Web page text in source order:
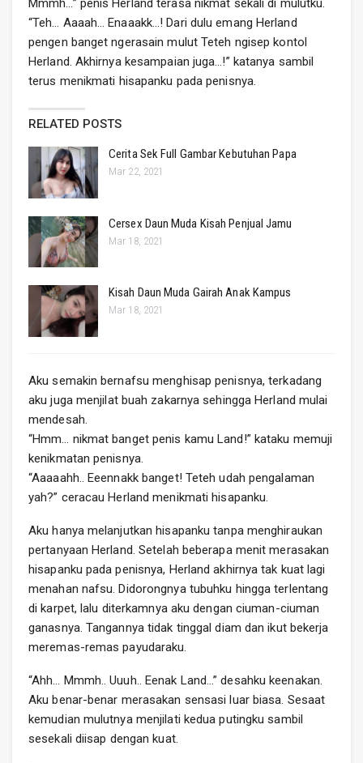
Mmmh…” penis Herland terasa nikmat sekali di mulutku.
“Teh… Aaaah… Enaaakk…! Dari dulu emang Herland
pengen banget ngerasain mulut Teteh ngisep kontol
Herland. Akhirnya kesampaian juga…!” katanya sambil
terus menikmati hisapanku pada penisnya.
RELATED POSTS
Cerita Sek Full Gambar Kebutuhan Papa
Mar 22, 2021
Cersex Daun Muda Kisah Penjual Jamu
Mar 18, 2021
Kisah Daun Muda Gairah Anak Kampus
Mar 18, 2021
Aku semakin bernafsu menghisap penisnya, terkadang
aku juga menjilat buah zakarnya sehingga Herland mulai
mendesah.
“Hmm… nikmat banget penis kamu Land!” kataku memuji
kenikmatan penisnya.
“Aaaaahh.. Eeennakk banget! Teteh udah pengalaman
yah?” ceracau Herland menikmati hisapanku.
Aku hanya melanjutkan hisapanku tanpa menghiraukan
pertanyaan Herland. Setelah beberapa menit merasakan
hisapanku pada penisnya, Herland akhirnya tak kuat lagi
menahan nafsu. Didorongnya tubuhku hingga terlentang
di karpet, lalu diterkamnya aku dengan ciuman-ciuman
ganasnya. Tangannya tidak tinggal diam dan ikut bekerja
meremas-remas payudaraku.
“Ahh… Mmmh.. Uuuh.. Eenak Land…” desahku keenakan.
Aku benar-benar merasakan sensasi luar biasa. Sesaat
kemudian mulutnya menjilati kedua putingku sambil
sesekali diisap dengan kuat.